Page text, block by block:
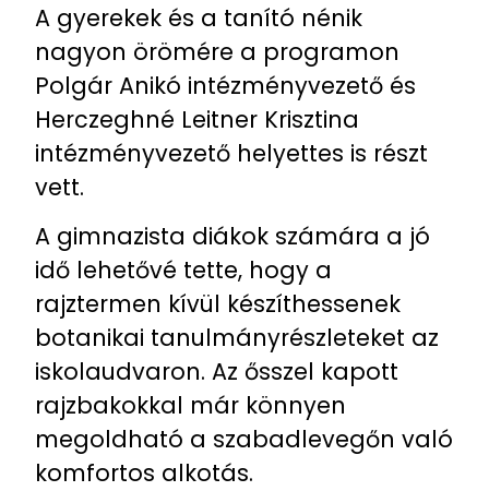
A gyerekek és a tanító nénik
nagyon örömére a programon
Polgár Anikó intézményvezető és
Herczeghné Leitner Krisztina
intézményvezető helyettes is részt
vett.
A gimnazista diákok számára a jó
idő lehetővé tette, hogy a
rajztermen kívül készíthessenek
botanikai tanulmányrészleteket az
iskolaudvaron. Az ősszel kapott
rajzbakokkal már könnyen
megoldható a szabadlevegőn való
komfortos alkotás.